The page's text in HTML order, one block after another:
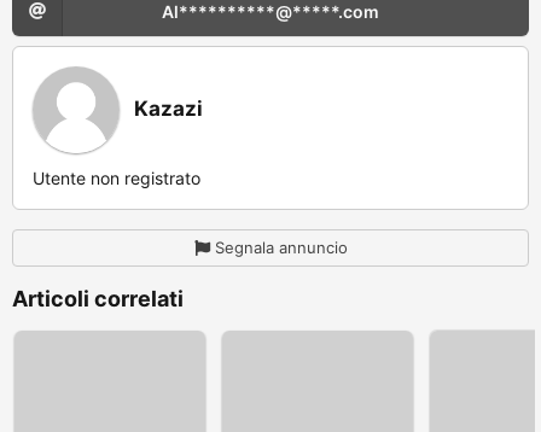
Al**********@*****.com
Kazazi
Utente non registrato
Segnala annuncio
Articoli correlati